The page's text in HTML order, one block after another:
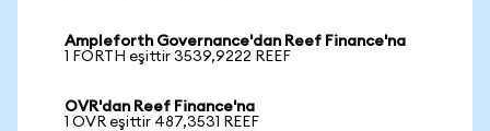
Ampleforth Governance'dan Reef Finance'na
1 FORTH eşittir 3539,9222 REEF
OVR'dan Reef Finance'na
1 OVR eşittir 487,3531 REEF